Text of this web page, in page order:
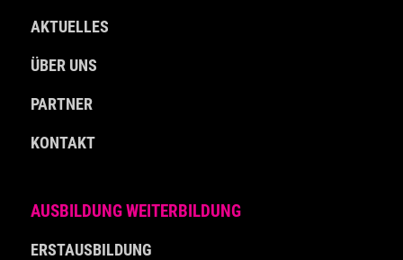
AKTUELLES
ÜBER UNS
PARTNER
KONTAKT
AUSBILDUNG WEITERBILDUNG
ERSTAUSBILDUNG